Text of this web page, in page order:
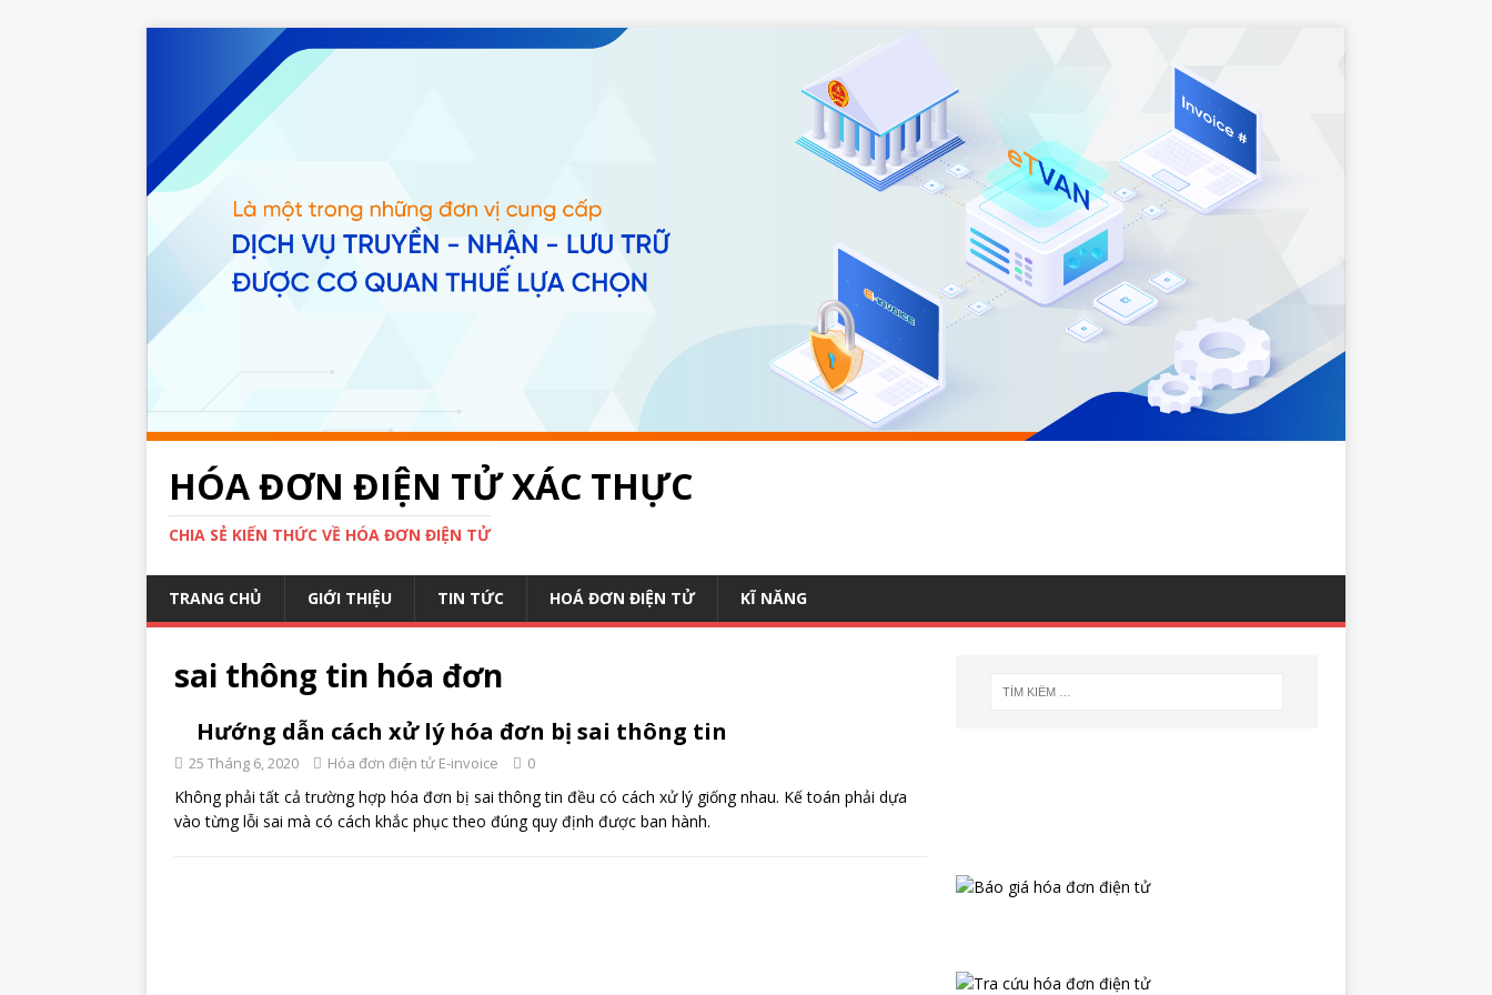
HÓA ĐƠN ĐIỆN TỬ XÁC THỰC
CHIA SẺ KIẾN THỨC VỀ HÓA ĐƠN ĐIỆN TỬ
TRANG CHỦ GIỚI THIỆU TIN TỨC HOÁ ĐƠN ĐIỆN TỬ KĨ NĂNG
sai thông tin hóa đơn
Hướng dẫn cách xử lý hóa đơn bị sai thông tin
25 Tháng 6, 2020 Hóa đơn điện tử E-invoice 0
Không phải tất cả trường hợp hóa đơn bị sai thông tin đều có cách xử lý giống nhau. Kế toán phải dựa
vào từng lỗi sai mà có cách khắc phục theo đúng quy định được ban hành.